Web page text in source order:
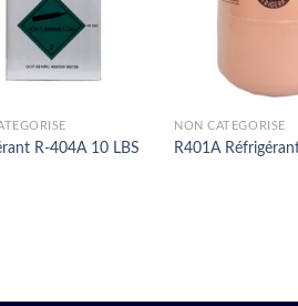
R-404A 10 LBS
NON CATÉGORISÉ
R401A